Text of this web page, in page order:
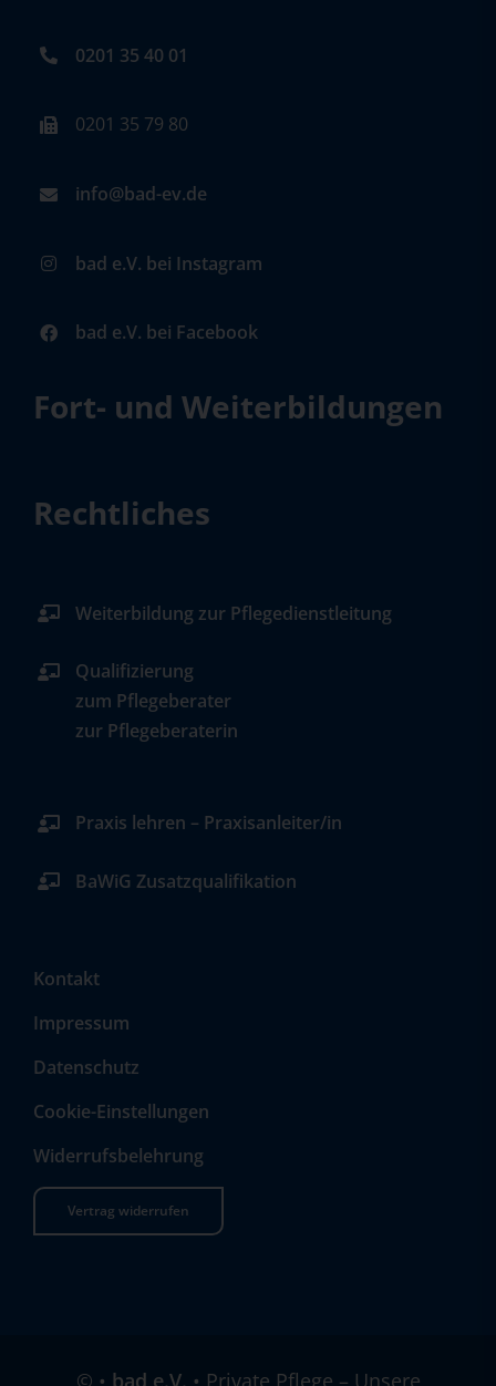
0201 35 40 01
0201 35 79 80
info@bad-ev.de
bad e.V. bei Instagram
bad e.V. bei Facebook
Fort- und Weiterbildungen
Rechtliches
Weiterbildung zur Pflegedienstleitung
Qualifizierung
zum Pflegeberater
zur Pflegeberaterin
Praxis lehren – Praxisanleiter/in
BaWiG Zusatzqualifikation
Kontakt
Impressum
Datenschutz
Cookie-Einstellungen
Widerrufsbelehrung
Vertrag widerrufen
© • bad e.V. • Private Pflege – Unsere